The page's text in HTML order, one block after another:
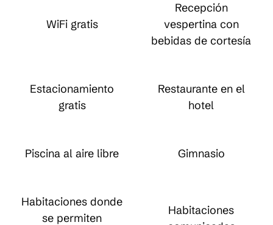
WiFi gratis
Recepción
vespertina con
bebidas de cortesía
Estacionamiento
gratis
Restaurante en el
hotel
Piscina al aire libre Gimnasio
Habitaciones donde
se permiten
Habitaciones